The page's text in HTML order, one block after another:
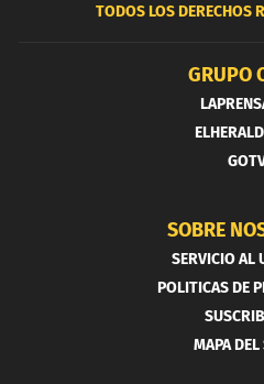
TODOS LOS DERECHOS
GRUPO
SOBRE
SERVICIO AL
POLITICAS DE
MAPA